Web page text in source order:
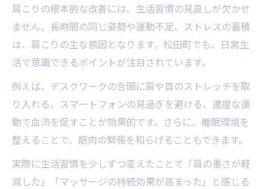
肩こりの根本的な改善には、生活習慣の見直しが欠かせ
ません。長時間の同じ姿勢や運動不足、ストレスの蓄積
は、肩こりの主な原因となります。松田町でも、日常生
活で意識できるポイントが注目されています。
例えば、デスクワークの合間に肩や首のストレッチを取
り入れる、スマートフォンの見過ぎを避ける、適度な運
動で血流を促すことが効果的です。さらに、睡眠環境を
整えることで、筋肉の緊張を和らげることもできます。
実際に生活習慣を少しずつ変えたことで「肩の重さが軽
減した」「マッサージの持続効果が高まった」と感じる